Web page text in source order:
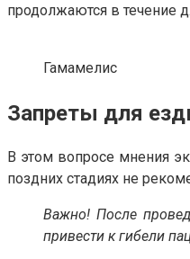
продолжаются в течение
Гамамелис
Запреты для
В этом вопросе мнения
поздних стадиях не
Важно! После
привести к гибели